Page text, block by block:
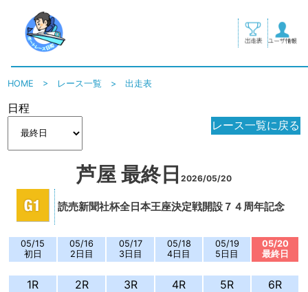
HOME > レース一覧 >出走表
日程
レース一覧に戻る
芦屋 最終日 2026/05/20
読売新聞社杯全日本王座決定戦開設７４周年記念
05/15
初日
05/16
2日目
05/17
3日目
05/18
4日目
05/19
5日目
05/20
最終日
1R 2R 3R 4R 5R
6R